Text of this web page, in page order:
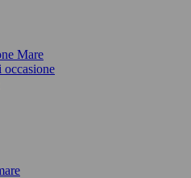
Mare
occasione